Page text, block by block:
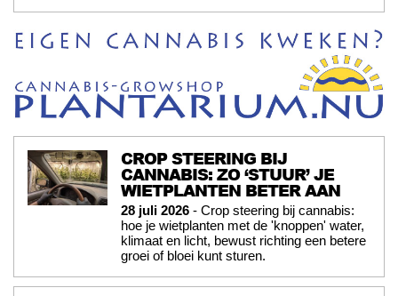
CROP STEERING BIJ
CANNABIS: ZO ‘STUUR’ JE
WIETPLANTEN BETER AAN
28 juli 2026 - Crop steering bij cannabis:
hoe je wietplanten met de 'knoppen' water,
klimaat en licht, bewust richting een betere
groei of bloei kunt sturen.